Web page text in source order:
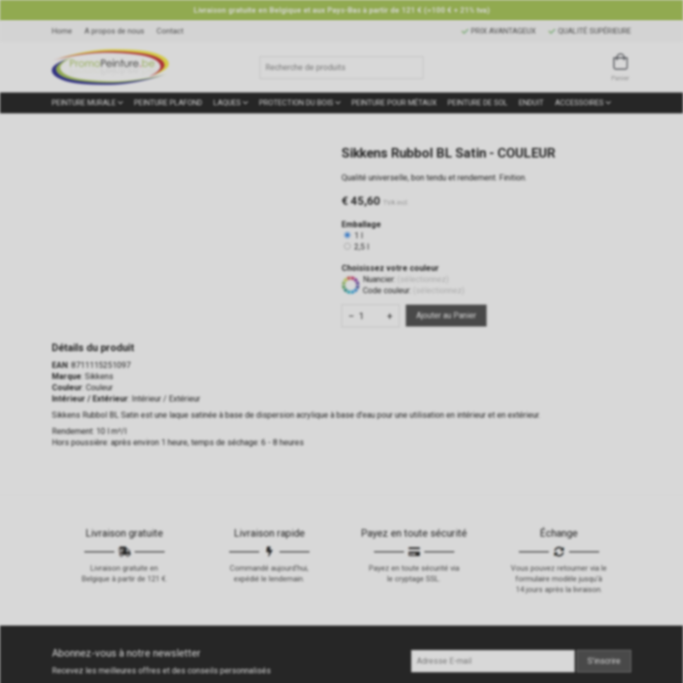
Livraison gratuite en Belgique et aux Pays-Bas à partir de 121 € (=100 € + 21% tva)
Home A propos de nous Contact PRIX AVANTAGEUX QUALITÉ SUPÉRIEURE
Panier
PEINTURE MURALE PEINTURE PLAFOND LAQUES PROTECTION DU BOIS PEINTURE POUR MÉTAUX PEINTURE DE SOL ENDUIT ACCESSOIRES
Sikkens Rubbol BL Satin - COULEUR
Qualité universelle, bon tendu et rendement. Finition.
€ 45,60
Emballage
1 l
2,5 l
Choisissez votre couleur
Nuancier:
Code couleur:
− +
Détails du produit
EAN: 8711115251097
Marque: Sikkens
Couleur : Couleur
Intérieur / Extérieur : Intérieur / Extérieur
Sikkens Rubbol BL Satin est une laque satinée à base de dispersion acrylique à base d'eau pour une utilisation en intérieur et en extérieur.
Rendement: 10 l m²/l
Hors poussière: après environ 1 heure, temps de séchage: 6 - 8 heures
Livraison gratuite
Livraison gratuite en
Belgique à partir de 121 €.
Livraison rapide
Commandé aujourd'hui,
expédié le lendemain.
Payez en toute sécurité
Payez en toute sécurité via
le cryptage SSL.
Échange
Vous pouvez retourner via le
formulaire modèle jusqu'à
14 jours après la livraison.
Abonnez-vous à notre newsletter
Recevez les meilleures offres et des conseils personnalisés